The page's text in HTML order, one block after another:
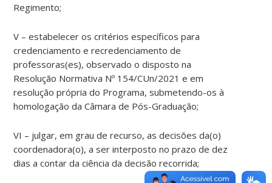
Regimento;
V – estabelecer os critérios específicos para
credenciamento e recredenciamento de
professoras(es), observado o disposto na
Resolução Normativa Nº 154/CUn/2021 e em
resolução própria do Programa, submetendo-os à
homologação da Câmara de Pós-Graduação;
VI – julgar, em grau de recurso, as decisões da(o)
coordenadora(o), a ser interposto no prazo de dez
dias a contar da ciência da decisão recorrida;